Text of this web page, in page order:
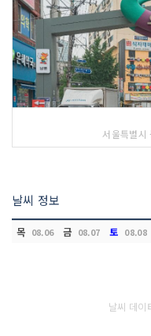
서울특별
날씨 정보
목 08.06 금 08.07 토 08.08
날씨 데이